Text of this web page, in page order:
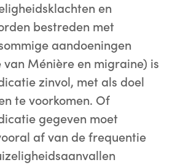
en
bestreden met
aandoeningen
van Ménière en migraine) is
zinvol, met als doel
te voorkomen. Of
gegeven moet
af van de frequentie